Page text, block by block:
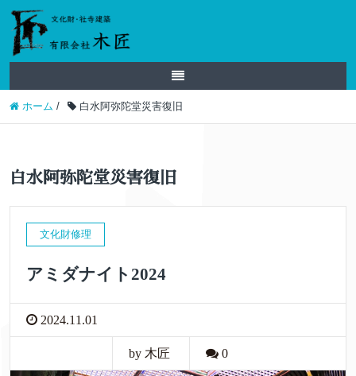
ホーム / 白水阿弥陀堂災害復旧
白水阿弥陀堂災害復旧
文化財修理
アミダナイト2024
2024.11.01
by 木匠 0